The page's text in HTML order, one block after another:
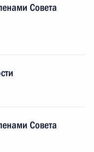
Совета
Совета